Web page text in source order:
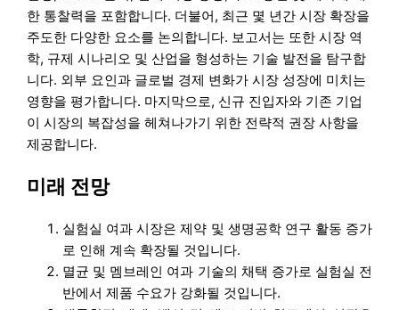
한 통찰력을 포함합니다. 더불어, 최근 몇 년간 시장 확장을
주도한 다양한 요소를 논의합니다. 보고서는 또한 시장 역
학, 규제 시나리오 및 산업을 형성하는 기술 발전을 탐구합
니다. 외부 요인과 글로벌 경제 변화가 시장 성장에 미치는
영향을 평가합니다. 마지막으로, 신규 진입자와 기존 기업
이 시장의 복잡성을 헤쳐나가기 위한 전략적 권장 사항을
제공합니다.
미래 전망
실험실 여과 시장은 제약 및 생명공학 연구 활동 증가
로 인해 계속 확장될 것입니다.
멸균 및 멤브레인 여과 기술의 채택 증가로 실험실 전
반에서 제품 수요가 강화될 것입니다.